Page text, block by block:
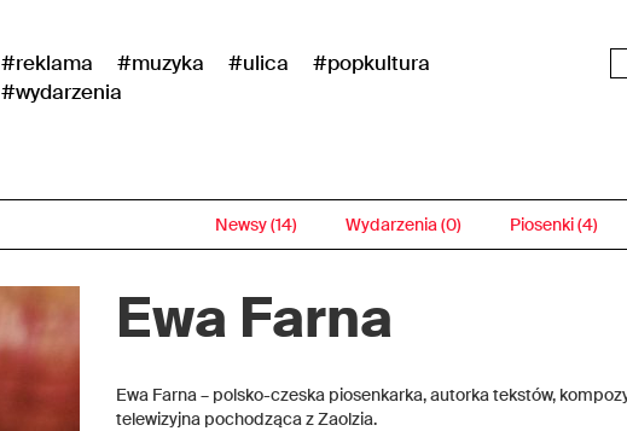
#reklama #muzyka #ulica
#popkultura
#wydarzenia
Newsy (14) Wydarzenia (0) Piosenki (4)
Ewa Farna
Ewa Farna – polsko-czeska piosenkarka, autorka tekstów,
telewizyjna pochodząca z Zaolzia.